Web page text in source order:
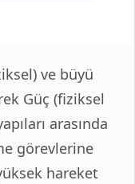
ve büyü
Güç (fiziksel
arasında
görevlerine
hareket